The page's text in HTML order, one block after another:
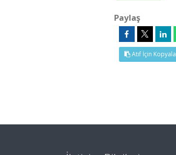
Paylaş
Atıf İçin Kopyala